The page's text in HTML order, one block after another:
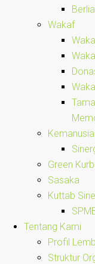
Wakaf
Green
Sasaka
Kuttab
Tentang Kami
Profil
Struktur